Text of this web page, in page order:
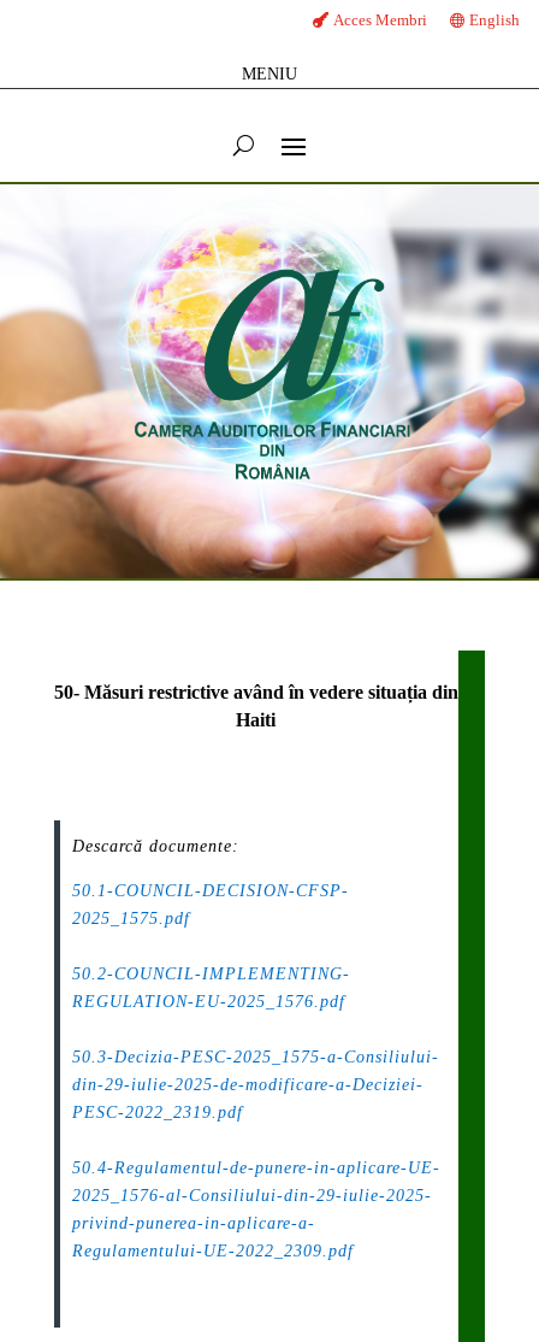
Acces Membri English
MENIU
50- Măsuri restrictive având în vedere situația din
Haiti
Descarcă documente:
50.1-COUNCIL-DECISION-CFSP-
2025_1575.pdf
50.2-COUNCIL-IMPLEMENTING-
REGULATION-EU-2025_1576.pdf
50.3-Decizia-PESC-2025_1575-a-Consiliului-
din-29-iulie-2025-de-modificare-a-Deciziei-
PESC-2022_2319.pdf
50.4-Regulamentul-de-punere-in-aplicare-UE-
2025_1576-al-Consiliului-din-29-iulie-2025-
privind-punerea-in-aplicare-a-
Regulamentului-UE-2022_2309.pdf